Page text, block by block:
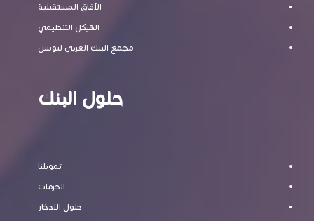
الآفاق المستقبلية
الهيكل التنظيمي
مجمع البنك العربي لتونس
حلول البنك
تمويلنا
الحزمات
حلول الادخار